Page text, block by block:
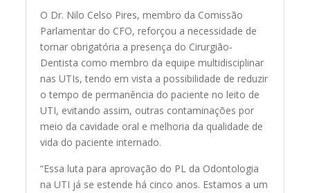
O Dr. Nilo Celso Pires, membro da Comissão
Parlamentar do CFO, reforçou a necessidade de
tornar obrigatória a presença do Cirurgião-
Dentista como membro da equipe multidisciplinar
nas UTIs, tendo em vista a possibilidade de reduzir
o tempo de permanência do paciente no leito de
UTI, evitando assim, outras contaminações por
meio da cavidade oral e melhoria da qualidade de
vida do paciente internado.
“Essa luta para aprovação do PL da Odontologia
na UTI já se estende há cinco anos. Estamos a um